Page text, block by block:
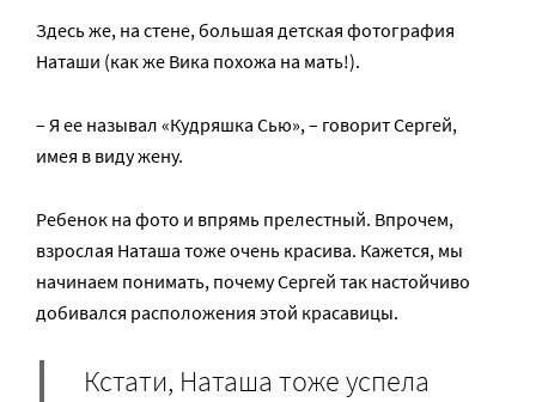
Здесь же, на стене, большая детская фотография
Наташи (как же Вика похожа на мать!).
– Я ее называл «Кудряшка Сью», – говорит Сергей,
имея в виду жену.
Ребенок на фото и впрямь прелестный. Впрочем,
взрослая Наташа тоже очень красива. Кажется, мы
начинаем понимать, почему Сергей так настойчиво
добивался расположения этой красавицы.
Кстати, Наташа тоже успела